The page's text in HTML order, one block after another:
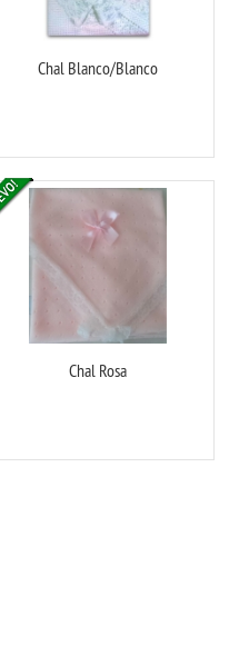
Chal Blanco/Blanco
Chal Rosa